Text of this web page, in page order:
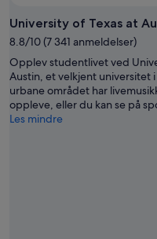
University of Texas at
8.8/10 (7 341 anmeldelser)
Opplev studentlivet ved
Austin, et velkjent universitet
urbane området har
oppleve, eller du kan se på
Les mindre